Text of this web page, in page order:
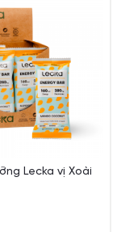
Lecka vị Xoài